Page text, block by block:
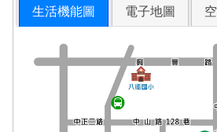
生活機能圖 電子地圖